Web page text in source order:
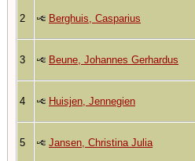
2 Berghuis, Casparius
3 Beune, Johannes Gerhardus
4 Huisjen, Jennegien
5 Jansen, Christina Julia